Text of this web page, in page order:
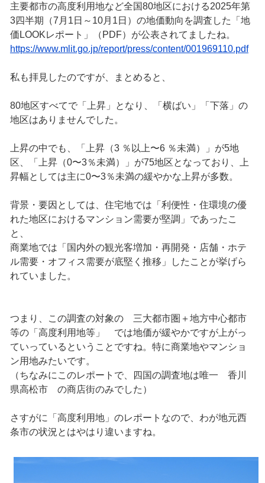
主要都市の高度利用地など全国80地区における2025年第
3四半期（7月1日～10月1日）の地価動向を調査した「地
価LOOKレポート」（PDF）が公表されてましたね。
https://www.mlit.go.jp/report/press/content/001969110.pdf
私も拝見したのですが、まとめると、
80地区すべてで「上昇」となり、「横ばい」「下落」の
地区はありませんでした。
上昇の中でも、「上昇（3 ％以上〜6 ％未満）」が5地
区、「上昇（0〜3％未満）」が75地区となっており、上
昇幅としては主に0〜3％未満の緩やかな上昇が多数。
背景・要因としては、住宅地では「利便性・住環境の優
れた地区におけるマンション需要が堅調」であったこ
と、
商業地では「国内外の観光客増加・再開発・店舗・ホテ
ル需要・オフィス需要が底堅く推移」したことが挙げら
れていました。
つまり、この調査の対象の 三大都市圏＋地方中心都市
等の「高度利用地等」 では地価が緩やかですが上がっ
ていっているということですね。特に商業地やマンショ
ン用地みたいです。
（ちなみにこのレポートで、四国の調査地は唯一 香川
県高松市 の商店街のみでした）
さすがに「高度利用地」のレポートなので、わが地元西
条市の状況とはやはり違いますね。